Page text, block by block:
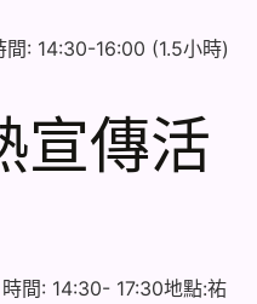
: 14:30-16:00 (1.5小時)
宣傳活
間: 14:30- 17:30地點:祐